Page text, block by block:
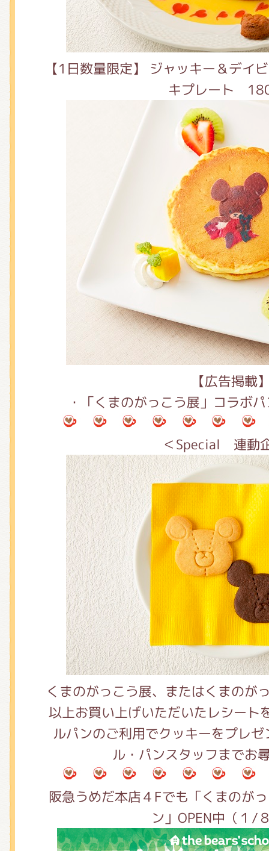
【1日数量限定】 ジャッキー＆デイ
キプレート
【広告掲載
・「くまのがっこう展」コラボ
＜Special 連動
くまのがっこう展、またはくまのが
以上お買い上げいただいたレシート
ルパンのご利用でクッキーをプレ
ル・パンスタッフまでお
阪急うめだ本店４Fでも「くまのが
ン」OPEN中（１/